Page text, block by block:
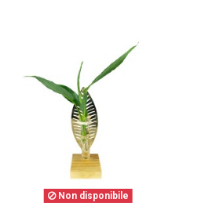
Non disponibile